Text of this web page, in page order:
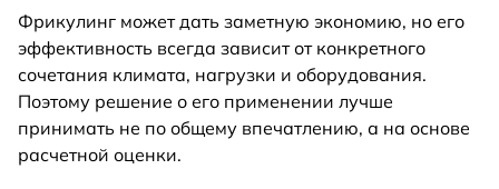
Фрикулинг может дать заметную экономию, но его
эффективность всегда зависит от конкретного
сочетания климата, нагрузки и оборудования.
Поэтому решение о его применении лучше
принимать не по общему впечатлению, а на основе
расчетной оценки.